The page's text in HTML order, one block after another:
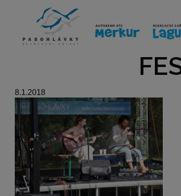
8.1.2018